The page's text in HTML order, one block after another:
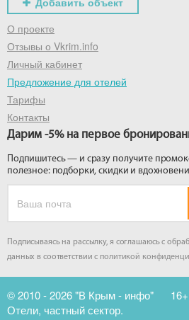
О проекте
Отзывы о Vkrim.info
Личный кабинет
Предложение для отелей
Тарифы
Контакты
Дарим -5% на первое
Подпишитесь — и сразу получите
полезное: подборки, скидки и
Подписываясь на рассылку, я соглашаюсь с
данных в соответствии с политикой
© 2010 - 2026 "В Крым - инфо" 16+
Отели, частный сектор.